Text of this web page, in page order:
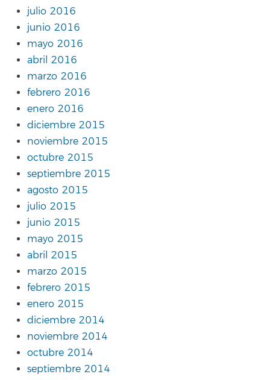
julio 2016
junio 2016
mayo 2016
abril 2016
marzo 2016
febrero 2016
enero 2016
diciembre 2015
noviembre 2015
octubre 2015
septiembre 2015
agosto 2015
julio 2015
junio 2015
mayo 2015
abril 2015
marzo 2015
febrero 2015
enero 2015
diciembre 2014
noviembre 2014
octubre 2014
septiembre 2014